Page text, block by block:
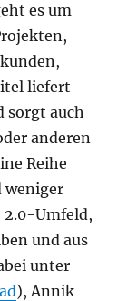
es um
liefert
sorgt auch
anderen
Reihe
weniger
2.0-Umfeld,
und aus
unter
), Annik